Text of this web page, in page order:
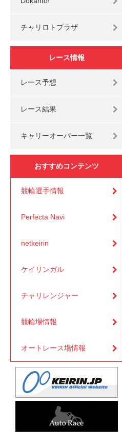
チャリロトプラザ
レース情報
レース予想
レース結果
キャリーオーバー一覧
おすすめコンテンツ
競輪選手情報
Perfecta Navi
netkeirin
ケイリンガル
チャリレンジャー
競輪場情報
オートレース場情報